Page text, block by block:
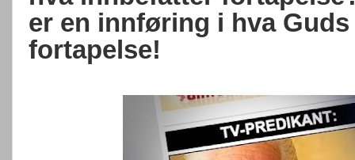
er en innføring i hva
fortapelse!